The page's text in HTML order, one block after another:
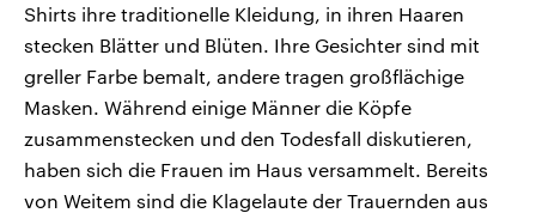
Shirts ihre traditionelle Kleidung, in ihren Haaren
stecken Blätter und Blüten. Ihre Gesichter sind mit
greller Farbe bemalt, andere tragen großflächige
Masken. Während einige Männer die Köpfe
zusammenstecken und den Todesfall diskutieren,
haben sich die Frauen im Haus versammelt. Bereits
von Weitem sind die Klagelaute der Trauernden aus